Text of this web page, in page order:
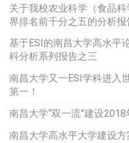
关于我校农业科学（食品
界排名前千分之五的分析报
基于ESI的南昌大学高水平
科分析系列报告之三
南昌大学又一ESI学科进入
第一！
南昌大学“双一流”建设
南昌大学高水平大学建设方